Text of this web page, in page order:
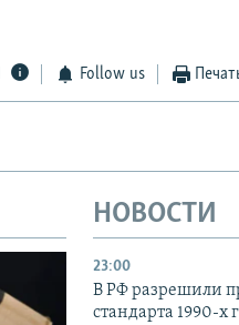
Follow us
НОВОСТИ
23:00
В РФ разрешили
стандарта 1990-х